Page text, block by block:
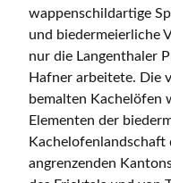
wappenschildartige
und biedermeierliche
nur die Langenthaler
Hafner arbeitete. Die
bemalten Kachelöfen
Elementen der
Kachelofenlandschaft
angrenzenden